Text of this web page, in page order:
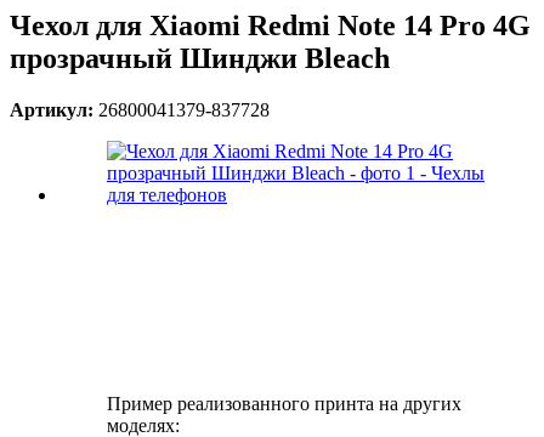
Чехол для Xiaomi Redmi Note 14 Pro 4G
прозрачный Шинджи Bleach
Артикул: 26800041379-837728
Пример реализованного принта на других
моделях: